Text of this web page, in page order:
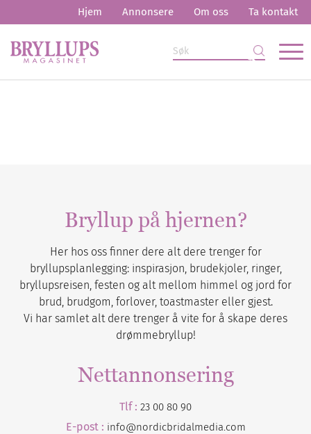
Hjem Annonsere Om oss Ta kontakt
Bryllup på hjernen?
Her hos oss finner dere alt dere trenger for
bryllupsplanlegging: inspirasjon, brudekjoler, ringer,
bryllupsreisen, festen og alt mellom himmel og jord for
brud, brudgom, forlover, toastmaster eller gjest.
Vi har samlet alt dere trenger å vite for å skape deres
drømmebryllup!
Nettannonsering
Tlf : 23 00 80 90
E-post : info@nordicbridalmedia.com